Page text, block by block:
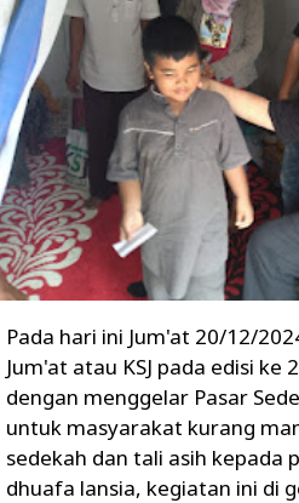
Pada hari ini Jum'at 20/12/
Jum'at atau KSJ pada edisi ke
dengan menggelar Pasar
untuk masyarakat kurang
sedekah dan tali asih kepada
dhuafa lansia, kegiatan ini di